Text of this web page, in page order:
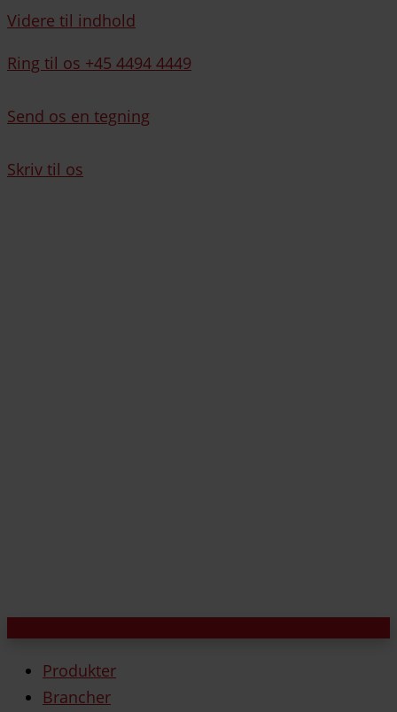
Videre til indhold
Ring til os +45 4494 4449
Send os en tegning
Skriv til os
Produkter
Brancher